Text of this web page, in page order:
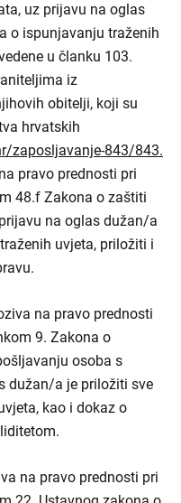
uz prijavu na oglas
o ispunjavanju traženih
u članku 103.
iz
obitelji, koji su
hrvatskih
zaposljavanje-843/843.
pravo prednosti pri
48.f Zakona o zaštiti
na oglas dužan/a
uvjeta, priložiti i
na pravo prednosti
9. Zakona o
osoba s
dužan/a je priložiti sve
kao i dokaz o
pravo prednosti pri